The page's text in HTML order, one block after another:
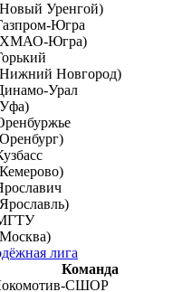
Уренгой)
Югра
Югра)
Новгород)
Урал
лига
Команда
CШОР